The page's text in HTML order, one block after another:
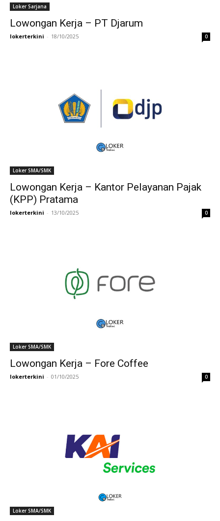
Loker Sarjana
Lowongan Kerja – PT Djarum
lokerterkini - 18/10/2025 0
Loker SMA/SMK
Lowongan Kerja – Kantor Pelayanan Pajak
(KPP) Pratama
lokerterkini - 13/10/2025 0
Loker SMA/SMK
Lowongan Kerja – Fore Coffee
lokerterkini - 01/10/2025 0
Loker SMA/SMK